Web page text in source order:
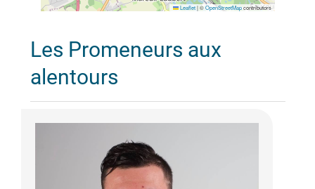
Leaflet |©OpenStreetMapcontributors
Les Promeneurs aux
alentours